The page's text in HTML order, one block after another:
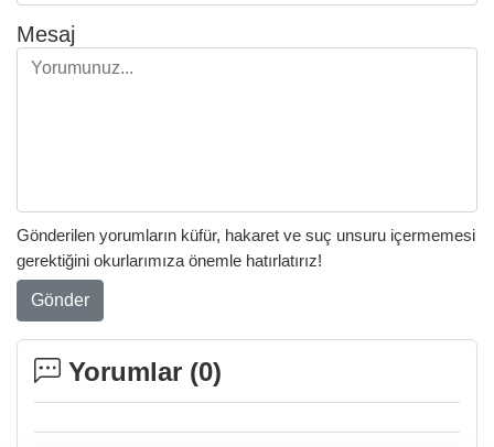
Mesaj
Gönderilen yorumların küfür, hakaret ve suç unsuru içermemesi
gerektiğini okurlarımıza önemle hatırlatırız!
Gönder
Yorumlar (0)